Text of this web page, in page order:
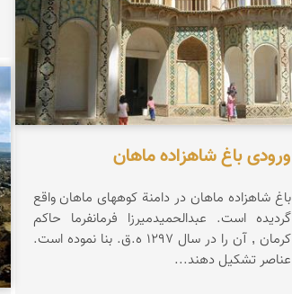
ورودی باغ شاهزاده ماهان
باغ شاهزاده ماهان در دامنة کوههای ماهان واقع
گردیده است. عبدالحمیدمیرزا فرمانفرما حاکم
کرمان , آن را در سال 1297 ه.ق. بنا نموده است.
عناصر تشکیل دهند...